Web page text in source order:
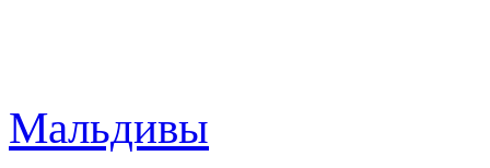
Мальдивы